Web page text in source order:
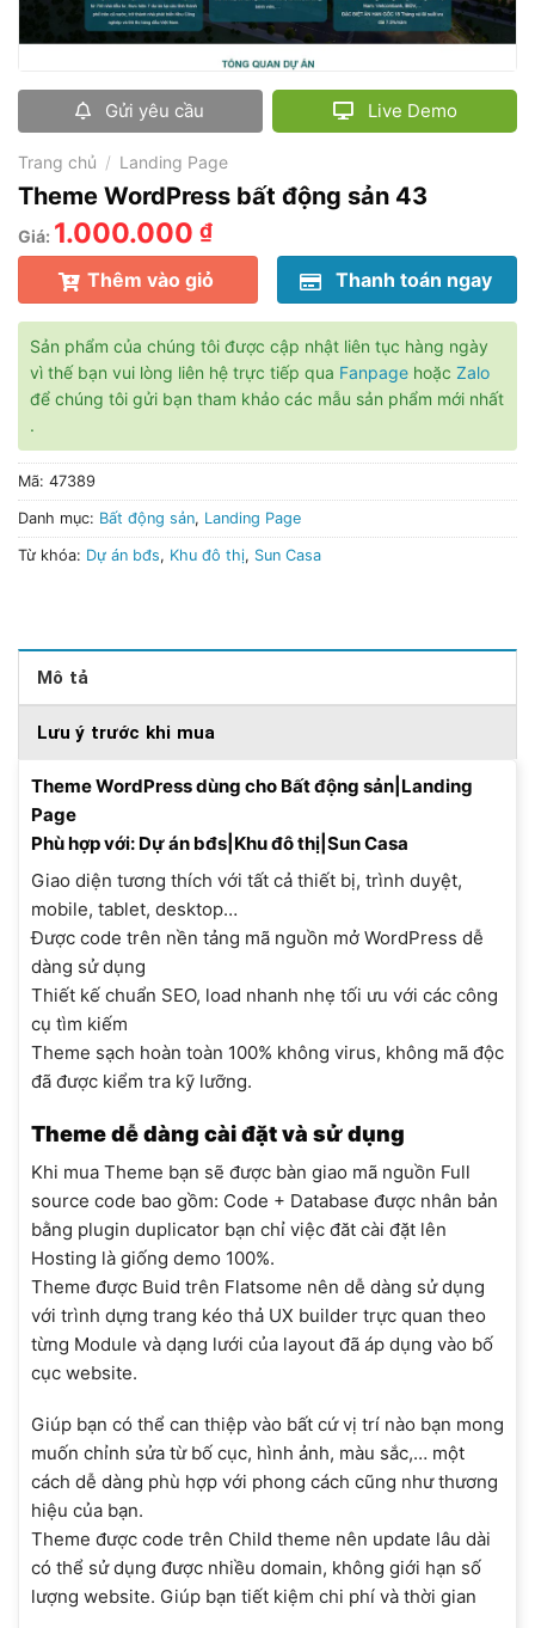
Gửi yêu cầu Live Demo
Trang chủ / Landing Page
Theme WordPress bất động sản 43
Giá: 1.000.000 ₫
Thêm vào giỏ Thanh toán ngay
Sản phẩm của chúng tôi được cập nhật liên tục hàng ngày
vì thế bạn vui lòng liên hệ trực tiếp qua Fanpage hoặc Zalo
để chúng tôi gửi bạn tham khảo các mẫu sản phẩm mới nhất
.
Mã: 47389
Danh mục: Bất động sản, Landing Page
Từ khóa: Dự án bđs, Khu đô thị, Sun Casa
Mô tả
Lưu ý trước khi mua
Theme WordPress dùng cho Bất động sản|Landing
Page
Phù hợp với: Dự án bđs|Khu đô thị|Sun Casa
Giao diện tương thích với tất cả thiết bị, trình duyệt,
mobile, tablet, desktop…
Được code trên nền tảng mã nguồn mở WordPress dễ
dàng sử dụng
Thiết kế chuẩn SEO, load nhanh nhẹ tối ưu với các công
cụ tìm kiếm
Theme sạch hoàn toàn 100% không virus, không mã độc
đã được kiểm tra kỹ lưỡng.
Theme dễ dàng cài đặt và sử dụng
Khi mua Theme bạn sẽ được bàn giao mã nguồn Full
source code bao gồm: Code + Database được nhân bản
bằng plugin duplicator bạn chỉ việc đăt cài đặt lên
Hosting là giống demo 100%.
Theme được Buid trên Flatsome nên dễ dàng sử dụng
với trình dựng trang kéo thả UX builder trực quan theo
từng Module và dạng lưới của layout đã áp dụng vào bố
cục website.
Giúp bạn có thể can thiệp vào bất cứ vị trí nào bạn mong
muốn chỉnh sửa từ bố cục, hình ảnh, màu sắc,… một
cách dễ dàng phù hợp với phong cách cũng như thương
hiệu của bạn.
Theme được code trên Child theme nên update lâu dài
có thể sử dụng được nhiều domain, không giới hạn số
lượng website. Giúp bạn tiết kiệm chi phí và thời gian